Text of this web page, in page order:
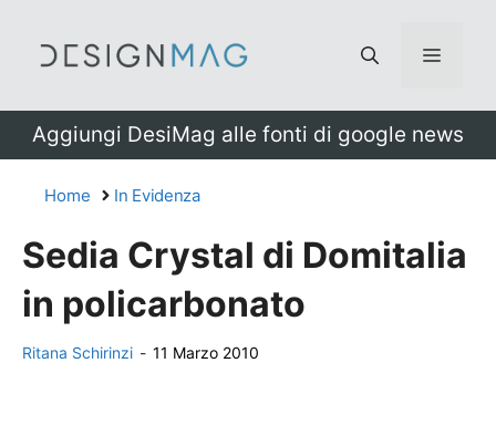
Menu
Aggiungi DesiMag alle fonti di google news
Home In Evidenza
Sedia Crystal di Domitalia
in policarbonato
Ritana Schirinzi - 11 Marzo 2010